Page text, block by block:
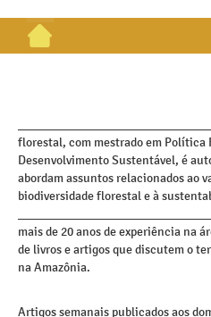
publicações
galeria
contato
florestal, com mestrado em Política
Desenvolvimento Sustentável, é
abordam assuntos relacionados ao
biodiversidade florestal e à
mais de 20 anos de experiência na
de livros e artigos que discutem o
na Amazônia.
Artigos semanais publicados aos